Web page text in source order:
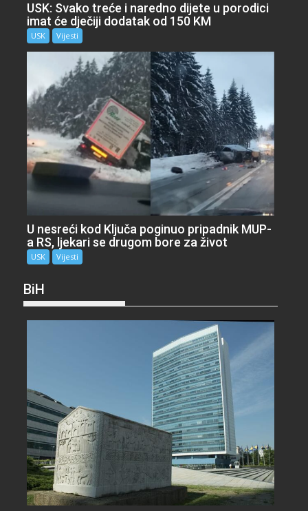
USK: Svako treće i naredno dijete u porodici
imat će dječiji dodatak od 150 KM
USK Vijesti
U nesreći kod Ključa poginuo pripadnik MUP-
a RS, ljekari se drugom bore za život
USK Vijesti
BiH